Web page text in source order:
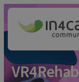
VR4Rehab